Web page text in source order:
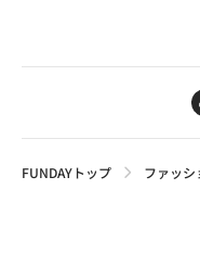
FUNDAYトップ ファッシ